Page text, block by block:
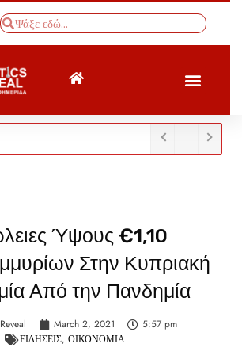
Ύψους €1,10
Στην Κυπριακή
Από την Πανδημία
March 2, 2021
5:57 pm
ΕΙΔΗΣΕΙΣ, ΟΙΚΟΝΟΜΙΑ